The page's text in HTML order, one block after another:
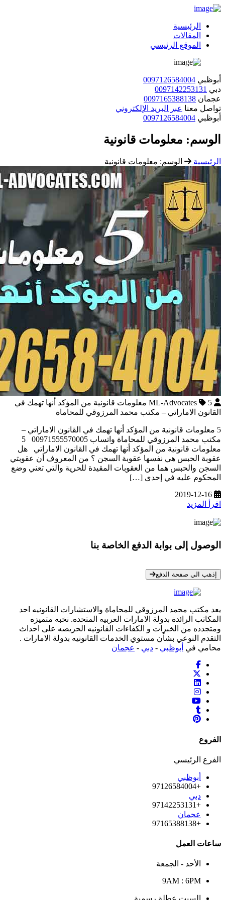
الرئيسية
المقالات
الموقع الرئيسي
أبوظبي 0097126584004
دبي 0097142253131
عجمان 0097165388138
تواصل معنا عبر البريد الإلكتروني
أبوظبي 0097126584004
الوسم: معلومات قانونية
الرئيسية الوسم: معلومات قانونية
ML-Advocates 5 معلومات قانونية من المؤكد أنها تهمك في
القانون الاماراتي – مكتب محمد المرزوقي للمحاماة
5 معلومات قانونية من المؤكد أنها تهمك في القانون الاماراتي –
مكتب محمد المرزوقي للمحاماة واتساب 00971555570005 5
معلومات قانونية من المؤكد أنها تهمك في القانون الاماراتي هل
عقوبة الحبس هي نفسها عقوبة السجن ؟ من المعروف أن عقوبتي
السجن والحبس هما من العقوبات المقيدة للحرية والتي تعني وضع
المحكوم عليه في إحدى […]
2019-12-16
اقرأ المزيد
الوصول إلى بوابة الدفع الخاصة بنا
إذهب الي صفحة الدفع
يعد مكتب محمد المرزوقي للمحاماة والاستشارات القانونيه احد
المكاتب الرائدة بدولة الامارات العربيه المتحده. نخبه متميزه
ومتجدده من الخبرات و الكفاءات القانونيه الحريصه على احداث
التقدم النوعي بشأن مستوي الخدمات القانونيه بدولة الامارات .
محامي في أبوظبي - دبي - عجمان
الفروع
الفرع الرئيسي
أبوظبي
+97126584004
دبي
+97142253131
عجمان
+97165388138
ساعات العمل
الأحد - الجمعة
9AM : 6PM